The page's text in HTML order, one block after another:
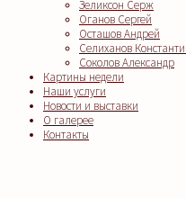
Зеликсон Серж
Оганов Сергей
Осташов Андрей
Селиханов
Соколов Александр
Картины недели
Наши услуги
Новости и выставки
О галерее
Контакты